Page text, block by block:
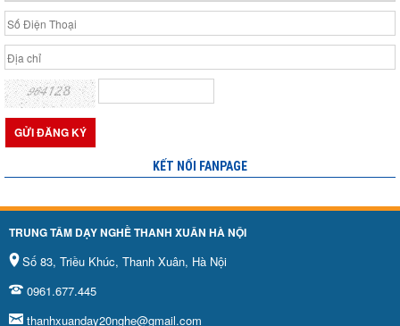
KẾT NỐI FANPAGE
TRUNG TÂM DẠY NGHỀ THANH XUÂN HÀ NỘI
Số 83, Triều Khúc, Thanh Xuân, Hà Nội
0961.677.445
thanhxuanday20nghe@gmail.com